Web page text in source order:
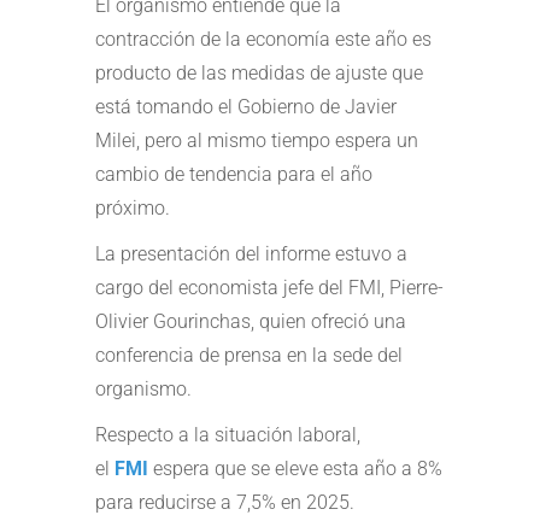
El organismo entiende que la
contracción de la economía este año es
producto de las medidas de ajuste que
está tomando el Gobierno de Javier
Milei, pero al mismo tiempo espera un
cambio de tendencia para el año
próximo.
La presentación del informe estuvo a
cargo del economista jefe del FMI, Pierre-
Olivier Gourinchas, quien ofreció una
conferencia de prensa en la sede del
organismo.
Respecto a la situación laboral,
el FMI espera que se eleve esta año a 8%
para reducirse a 7,5% en 2025.